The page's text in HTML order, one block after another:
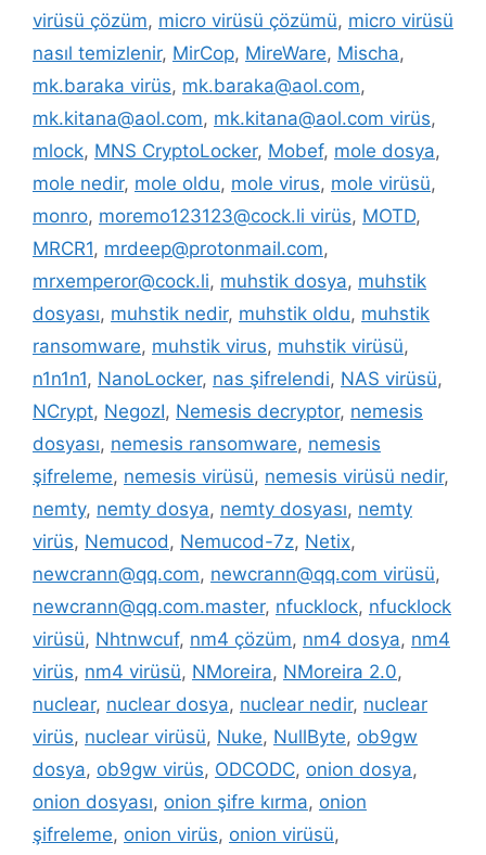
virüsü çözüm, micro virüsü çözümü, micro virüsü
nasıl temizlenir, MirCop, MireWare, Mischa,
mk.baraka virüs, mk.baraka@aol.com,
mk.kitana@aol.com, mk.kitana@aol.com virüs,
mlock, MNS CryptoLocker, Mobef, mole dosya,
mole nedir, mole oldu, mole virus, mole virüsü,
monro, moremo123123@cock.li virüs, MOTD,
MRCR1, mrdeep@protonmail.com,
mrxemperor@cock.li, muhstik dosya, muhstik
dosyası, muhstik nedir, muhstik oldu, muhstik
ransomware, muhstik virus, muhstik virüsü,
n1n1n1, NanoLocker, nas şifrelendi, NAS virüsü,
NCrypt, NegozI, Nemesis decryptor, nemesis
dosyası, nemesis ransomware, nemesis
şifreleme, nemesis virüsü, nemesis virüsü nedir,
nemty, nemty dosya, nemty dosyası, nemty
virüs, Nemucod, Nemucod-7z, Netix,
newcrann@qq.com, newcrann@qq.com virüsü,
newcrann@qq.com.master, nfucklock, nfucklock
virüsü, Nhtnwcuf, nm4 çözüm, nm4 dosya, nm4
virüs, nm4 virüsü, NMoreira, NMoreira 2.0,
nuclear, nuclear dosya, nuclear nedir, nuclear
virüs, nuclear virüsü, Nuke, NullByte, ob9gw
dosya, ob9gw virüs, ODCODC, onion dosya,
onion dosyası, onion şifre kırma, onion
şifreleme, onion virüs, onion virüsü,